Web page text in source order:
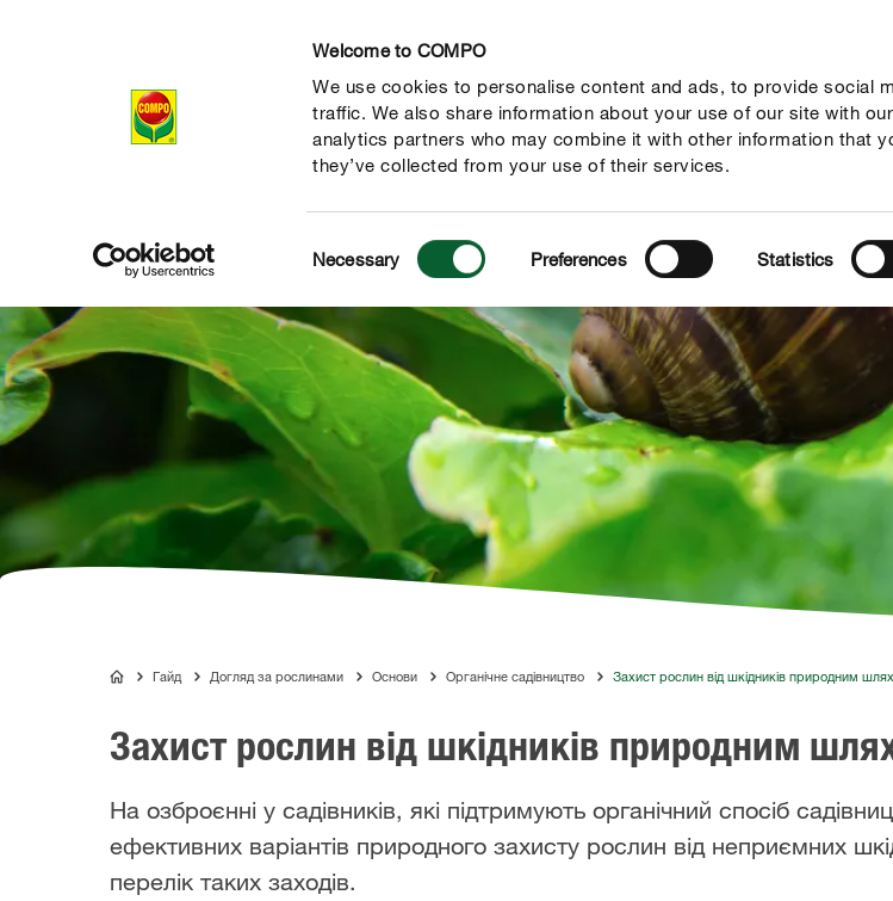
Welcome to COMPO
We use cookies to personalise content and ads, to provide social
traffic. We also share information about your use of our site with
analytics partners who may combine it with other information that
they’ve collected from your use of their services.
Selection
Necessary Preferences Statistics
Продукти Гайд Компанія
COMPOГайд Догляд за рослинами Основи Органічне садівництво Захист рослин від шкідників природним
Захист рослин від шкідників природним
На озброєнні у садівників, які підтримують органічний спосіб
ефективних варіантів природного захисту рослин від неприємних
перелік таких заходів.